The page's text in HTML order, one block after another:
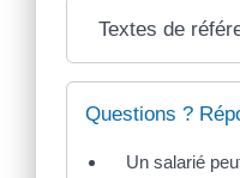
Textes de
Questions ?
Un salarié